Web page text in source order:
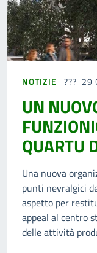
NOTIZIE 29
UN
QUARTU
Una nuova
punti nevralgici
aspetto per
appeal al centro
delle attività